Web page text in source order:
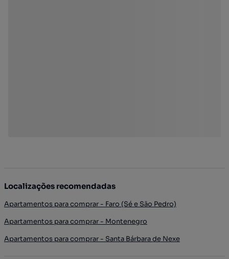
Localizações recomendadas
Apartamentos para comprar - Faro (Sé e São Pedro)
Apartamentos para comprar - Montenegro
Apartamentos para comprar - Santa Bárbara de Nexe